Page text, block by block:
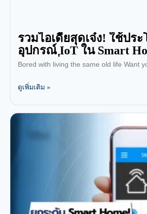
รวมไอเดียสุดเจ๋ง! ใช้ปร
อุปกรณ์ IoT ใน Smart
ค่ากว่าที่เคย
Bored with living the same old life Want
ดูเพิ่มเติม »